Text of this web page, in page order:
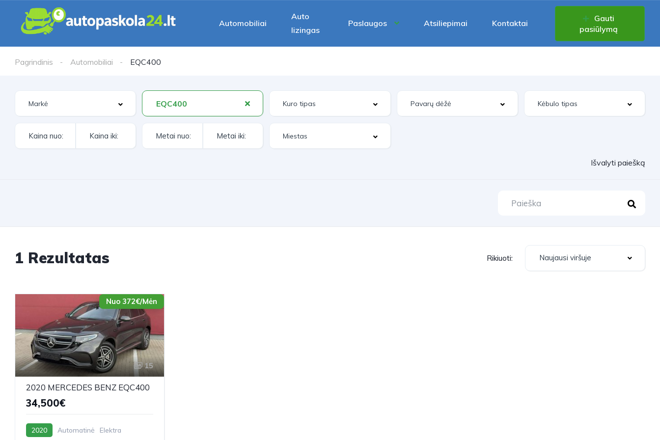
Automobiliai
Auto
lizingas
Paslaugos Atsiliepimai Kontaktai
Gauti
pasiūlymą
Pagrindinis Automobiliai EQC400
EQC400
Išvalyti paiešką
1 Rezultatas Rikiuoti: Naujausi viršuje
Nuo 372€/Mėn
15
2020 MERCEDES BENZ EQC400
34,500€
2020 Automatinė Elektra